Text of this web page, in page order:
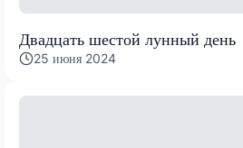
Двадцать шестой лунный день
25 июня 2024